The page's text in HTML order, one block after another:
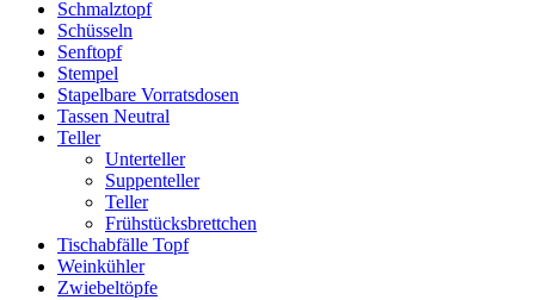
Schmalztopf
Schüsseln
Senftopf
Stempel
Stapelbare Vorratsdosen
Tassen Neutral
Teller
Unterteller
Suppenteller
Teller
Frühstücksbrettchen
Tischabfälle Topf
Weinkühler
Zwiebeltöpfe